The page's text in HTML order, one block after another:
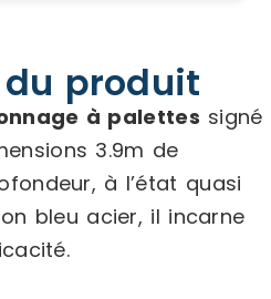
produit
à palettes signé
3.9m de
à l’état quasi
bleu acier, il incarne